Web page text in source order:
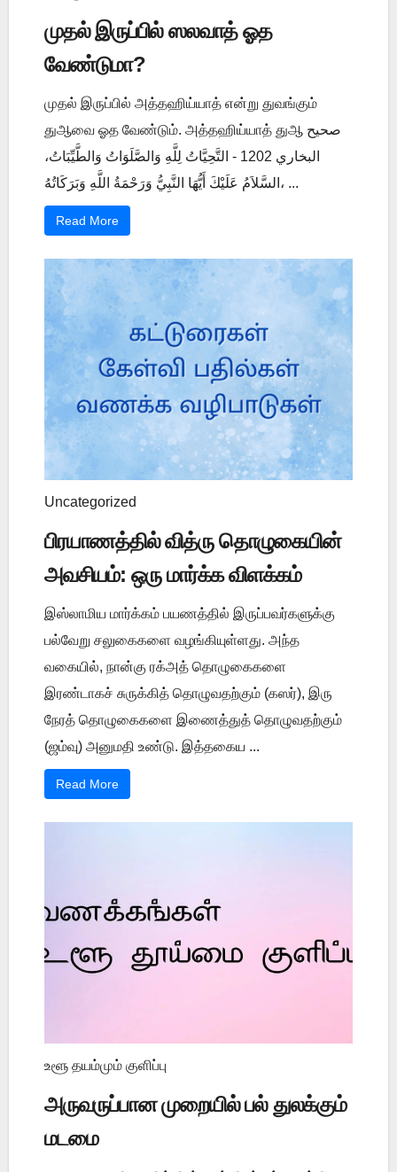
முதல் இருப்பில் ஸலவாத் ஓத
வேண்டுமா?
முதல் இருப்பில் அத்தஹிய்யாத் என்று துவங்கும்
துஆவை ஓத வேண்டும். அத்தஹிய்யாத் துஆ صحيح
البخاري 1202 - التَّحِيَّاتُ لِلَّهِ وَالصَّلَوَاتُ وَالطَّيِّبَاتُ،
السَّلاَمُ عَلَيْكَ أَيُّهَا النَّبِيُّ وَرَحْمَةُ اللَّهِ وَبَرَكَاتُهُ، ...
Read More
Uncategorized
பிரயாணத்தில் வித்ரு தொழுகையின்
அவசியம்: ஒரு மார்க்க விளக்கம்
இஸ்லாமிய மார்க்கம் பயணத்தில் இருப்பவர்களுக்கு
பல்வேறு சலுகைகளை வழங்கியுள்ளது. அந்த
வகையில், நான்கு ரக்அத் தொழுகைகளை
இரண்டாகச் சுருக்கித் தொழுவதற்கும் (கஸர்), இரு
நேரத் தொழுகைகளை இணைத்துத் தொழுவதற்கும்
(ஜம்வு) அனுமதி உண்டு. இத்தகைய ...
Read More
உளூ தயம்மும் குளிப்பு
அருவருப்பான முறையில் பல் துலக்கும்
மடமை